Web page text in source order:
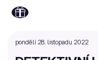
pondělí 28. listopadu 2022